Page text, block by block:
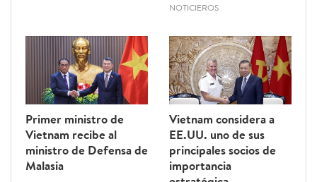
NOTICIEROS
Primer ministro de
Vietnam recibe al
ministro de Defensa de
Malasia
Vietnam considera a
EE.UU. uno de sus
principales socios de
importancia